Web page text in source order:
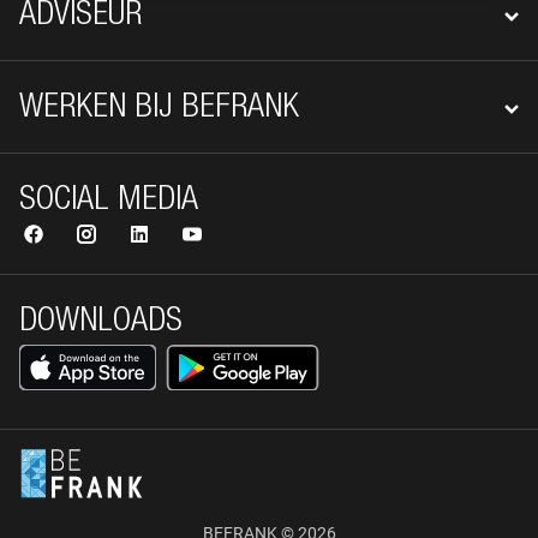
ADVISEUR
WERKEN BIJ BEFRANK
DOWNLOADS
SOCIAL MEDIA
BEFRANK © 2026